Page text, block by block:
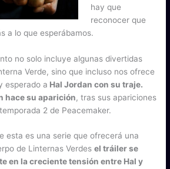
hay que
reconocer que
a lo que esperábamos.
no solo incluye algunas divertidas
Verde, sino que incluso nos ofrece
esperado a Hal Jordan con su traje.
hace su aparición, tras sus apariciones
2 de Peacemaker.
esta es una serie que ofrecerá una
de Linternas Verdesel tráiler se
en la creciente tensión entre Hal y